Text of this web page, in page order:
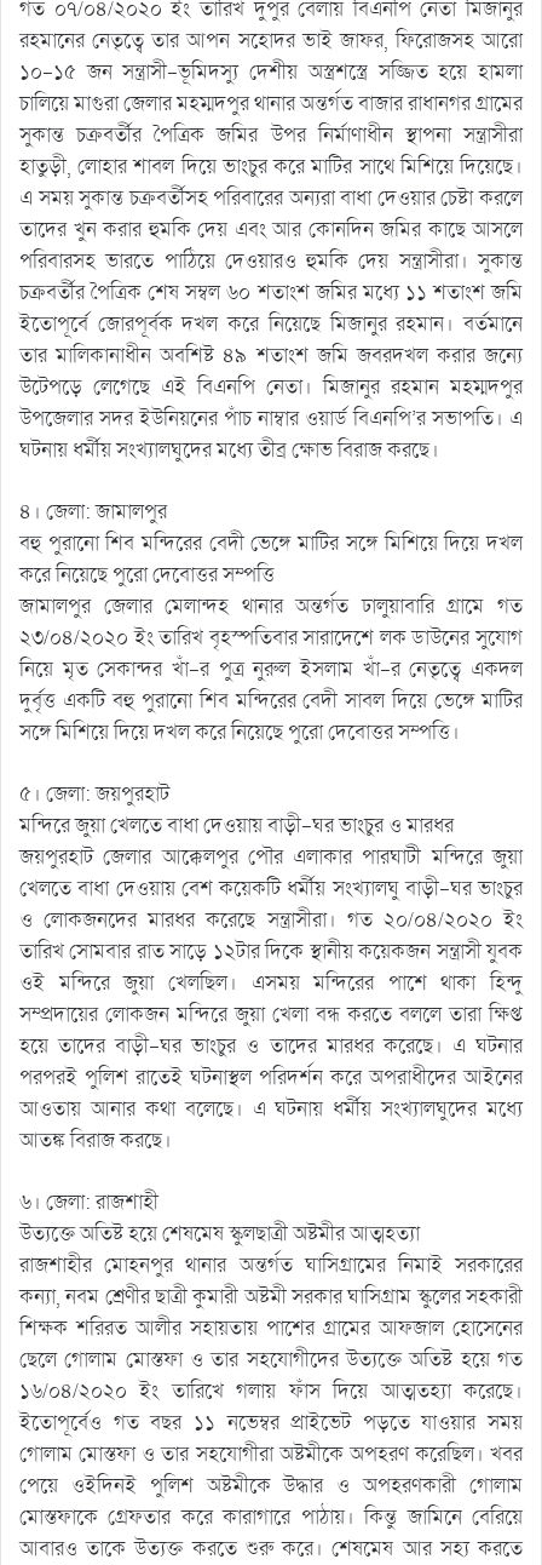
গত ০৭/০৪/২০২০ ইং তারিখ দুপুর বেলায় বিএনপি নেতা মিজানুর
রহমানের নেতৃত্বে তার আপন সহোদর ভাই জাফর, ফিরোজসহ আরো
১০-১৫ জন সন্ত্রাসী-ভূমিদস্যু দেশীয় অস্ত্রশস্ত্রে সজ্জিত হয়ে হামলা
চালিয়ে মাগুরা জেলার মহম্মদপুর থানার অন্তর্গত বাজার রাধানগর গ্রামের
সুকান্ত চক্রবর্তীর পৈত্রিক জমির উপর নির্মাণাধীন স্থাপনা সন্ত্রাসীরা
হাতুড়ী, লোহার শাবল দিয়ে ভাংচুর করে মাটির সাথে মিশিয়ে দিয়েছে।
এ সময় সুকান্ত চক্রবর্তীসহ পরিবারের অন্যরা বাধা দেওয়ার চেষ্টা করলে
তাদের খুন করার হুমকি দেয় এবং আর কোনদিন জমির কাছে আসলে
পরিবারসহ ভারতে পাঠিয়ে দেওয়ারও হুমকি দেয় সন্ত্রাসীরা। সুকান্ত
চক্রবর্তীর পৈত্রিক শেষ সম্বল ৬০ শতাংশ জমির মধ্যে ১১ শতাংশ জমি
ইতোপূর্বে জোরপূর্বক দখল করে নিয়েছে মিজানুর রহমান। বর্তমানে
তার মালিকানাধীন অবশিষ্ট ৪৯ শতাংশ জমি জবরদখল করার জন্যে
উটেপড়ে লেগেছে এই বিএনপি নেতা। মিজানুর রহমান মহম্মদপুর
উপজেলার সদর ইউনিয়নের পাঁচ নাম্বার ওয়ার্ড বিএনপি’র সভাপতি। এ
ঘটনায় ধর্মীয় সংখ্যালঘুদের মধ্যে তীব্র ক্ষোভ বিরাজ করছে।
৪। জেলা: জামালপুর
বহু পুরানো শিব মন্দিরের বেদী ভেঙ্গে মাটির সঙ্গে মিশিয়ে দিয়ে দখল
করে নিয়েছে পুরো দেবোত্তর সম্পত্তি
জামালপুর জেলার মেলান্দহ থানার অন্তর্গত ঢালুয়াবারি গ্রামে গত
২৩/০৪/২০২০ ইং তারিখ বৃহস্পতিবার সারাদেশে লক ডাউনের সুযোগ
নিয়ে মৃত সেকান্দর খাঁ-র পুত্র নুরুল ইসলাম খাঁ-র নেতৃত্বে একদল
দুর্বৃত্ত একটি বহু পুরানো শিব মন্দিরের বেদী সাবল দিয়ে ভেঙ্গে মাটির
সঙ্গে মিশিয়ে দিয়ে দখল করে নিয়েছে পুরো দেবোত্তর সম্পত্তি।
৫। জেলা: জয়পুরহাট
মন্দিরে জুয়া খেলতে বাধা দেওয়ায় বাড়ী-ঘর ভাংচুর ও মারধর
জয়পুরহাট জেলার আক্কেলপুর পৌর এলাকার পারঘাটী মন্দিরে জুয়া
খেলতে বাধা দেওয়ায় বেশ কয়েকটি ধর্মীয় সংখ্যালঘু বাড়ী-ঘর ভাংচুর
ও লোকজনদের মারধর করেছে সন্ত্রাসীরা। গত ২০/০৪/২০২০ ইং
তারিখ সোমবার রাত সাড়ে ১২টার দিকে স্থানীয় কয়েকজন সন্ত্রাসী যুবক
ওই মন্দিরে জুয়া খেলছিল। এসময় মন্দিরের পাশে থাকা হিন্দু
সম্প্রদায়ের লোকজন মন্দিরে জুয়া খেলা বন্ধ করতে বললে তারা ক্ষিপ্ত
হয়ে তাদের বাড়ী-ঘর ভাংচুর ও তাদের মারধর করেছে। এ ঘটনার
পরপরই পুলিশ রাতেই ঘটনাস্থল পরিদর্শন করে অপরাধীদের আইনের
আওতায় আনার কথা বলেছে। এ ঘটনায় ধর্মীয় সংখ্যালঘুদের মধ্যে
আতঙ্ক বিরাজ করছে।
৬। জেলা: রাজশাহী
উত্যক্তে অতিষ্ট হয়ে শেষমেষ স্কুলছাত্রী অষ্টমীর আত্মহত্যা
রাজশাহীর মোহনপুর থানার অন্তর্গত ঘাসিগ্রামের নিমাই সরকারের
কন্যা, নবম শ্রেণীর ছাত্রী কুমারী অষ্টমী সরকার ঘাসিগ্রাম স্কুলের সহকারী
শিক্ষক শরিরত আলীর সহায়তায় পাশের গ্রামের আফজাল হোসেনের
ছেলে গোলাম মোস্তফা ও তার সহযোগীদের উত্যক্তে অতিষ্ট হয়ে গত
১৬/০৪/২০২০ ইং তারিখে গলায় ফাঁস দিয়ে আত্মতহ্যা করেছে।
ইতোপূর্বেও গত বছর ১১ নভেম্বর প্রাইভেট পড়তে যাওয়ার সময়
গোলাম মোস্তফা ও তার সহযোগীরা অষ্টমীকে অপহরণ করেছিল। খবর
পেয়ে ওইদিনই পুলিশ অষ্টমীকে উদ্ধার ও অপহরণকারী গোলাম
মোস্তফাকে গ্রেফতার করে কারাগারে পাঠায়। কিন্তু জামিনে বেরিয়ে
আবারও তাকে উত্যক্ত করতে শুরু করে। শেষমেষ আর সহ্য করতে